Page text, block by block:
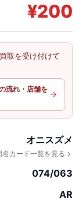
¥200
取を受け付けて
流れ・店舗を
オニスズメ
名カード一覧を見る
074/063
AR